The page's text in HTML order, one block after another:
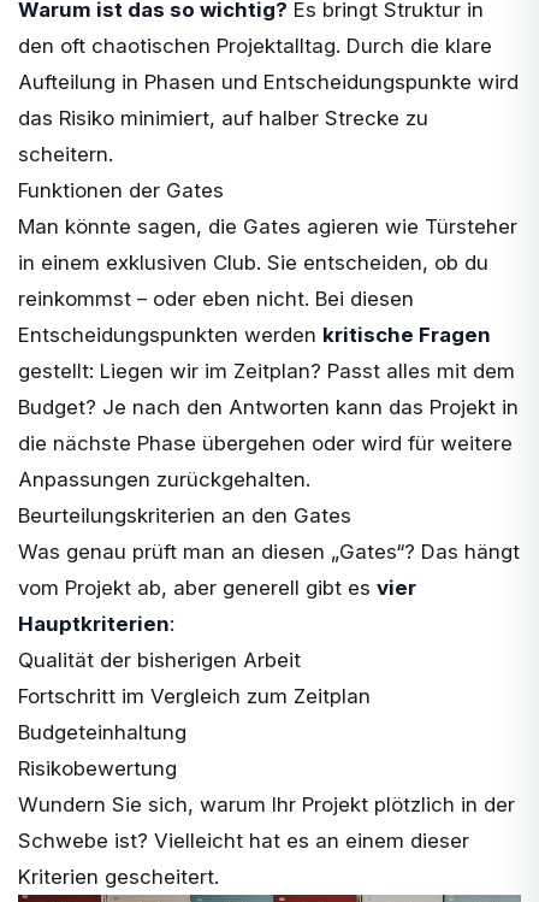
Warum ist das so wichtig? Es bringt Struktur in
den oft chaotischen Projektalltag. Durch die klare
Aufteilung in Phasen und Entscheidungspunkte wird
das Risiko minimiert, auf halber Strecke zu
scheitern.
Funktionen der Gates
Man könnte sagen, die Gates agieren wie Türsteher
in einem exklusiven Club. Sie entscheiden, ob du
reinkommst – oder eben nicht. Bei diesen
Entscheidungspunkten werden kritische Fragen
gestellt: Liegen wir im Zeitplan? Passt alles mit dem
Budget? Je nach den Antworten kann das Projekt in
die nächste Phase übergehen oder wird für weitere
Anpassungen zurückgehalten.
Beurteilungskriterien an den Gates
Was genau prüft man an diesen „Gates“? Das hängt
vom Projekt ab, aber generell gibt es vier
Hauptkriterien:
Qualität der bisherigen Arbeit
Fortschritt im Vergleich zum Zeitplan
Budgeteinhaltung
Risikobewertung
Wundern Sie sich, warum Ihr Projekt plötzlich in der
Schwebe ist? Vielleicht hat es an einem dieser
Kriterien gescheitert.